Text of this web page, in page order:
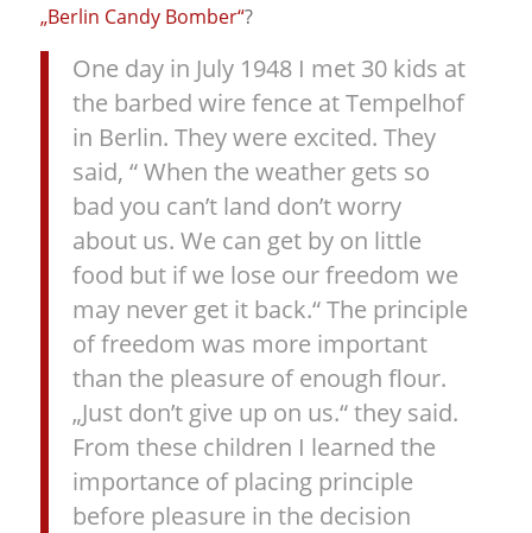
„Berlin Candy Bomber“?
One day in July 1948 I met 30 kids at
the barbed wire fence at Tempelhof
in Berlin. They were excited. They
said, “ When the weather gets so
bad you can’t land don’t worry
about us. We can get by on little
food but if we lose our freedom we
may never get it back.“ The principle
of freedom was more important
than the pleasure of enough flour.
„Just don’t give up on us.“ they said.
From these children I learned the
importance of placing principle
before pleasure in the decision